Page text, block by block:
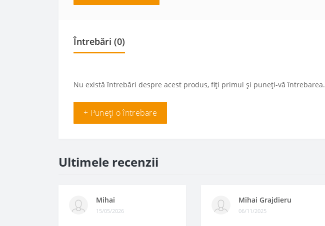
Întrebări (0)
Nu există întrebări despre acest produs, fiți primul și puneți-vă întrebarea.
+ Puneți o întrebare
Ultimele recenzii
Mihai
15/05/2026
Mihai Grajdieru
06/11/2025